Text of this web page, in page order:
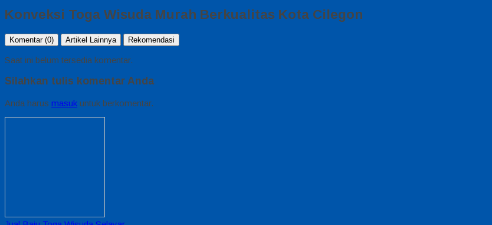
Konveksi Toga Wisuda Murah Berkualitas Kota Cilegon
Komentar (0) Artikel Lainnya Rekomendasi
Saat ini belum tersedia komentar.
Silahkan tulis komentar Anda
Anda harus masuk untuk berkomentar.